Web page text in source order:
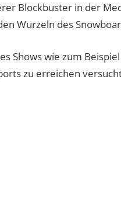
Blockbuster in der
Wurzeln des
Shows wie zum
zu erreichen